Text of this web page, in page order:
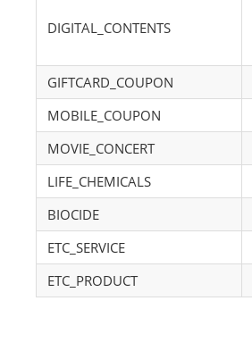
DIGITAL_CONTENTS
GIFTCARD_COUPON
MOBILE_COUPON
MOVIE_CONCERT
LIFE_CHEMICALS
BIOCIDE
ETC_SERVICE
ETC_PRODUCT